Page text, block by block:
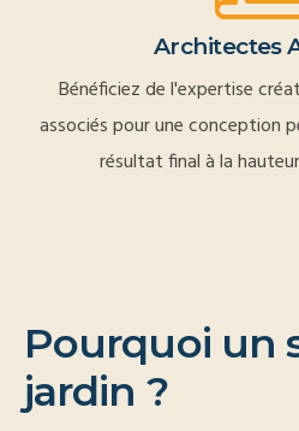
Architectes
Bénéficiez de l'expertise
associés pour une conception
résultat final à la
Pourquoi un
jardin ?